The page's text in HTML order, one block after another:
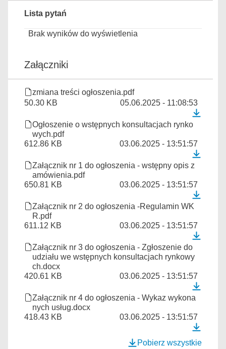
Lista pytań
Brak wyników do wyświetlenia
Załączniki
zmiana treści ogłoszenia.pdf
50.30 KB
05.06.2025 - 11:08:53
Ogłoszenie o wstępnych konsultacjach rynko
wych.pdf
612.86 KB
03.06.2025 - 13:51:57
Załącznik nr 1 do ogłoszenia - wstępny opis z
amówienia.pdf
650.81 KB
03.06.2025 - 13:51:57
Załącznik nr 2 do ogłoszenia -Regulamin WK
R.pdf
611.12 KB
03.06.2025 - 13:51:57
Załącznik nr 3 do ogłoszenia - Zgłoszenie do
udziału we wstępnych konsultacjach rynkowy
ch.docx
420.61 KB
03.06.2025 - 13:51:57
Załącznik nr 4 do ogłoszenia - Wykaz wykona
nych usług.docx
418.43 KB
03.06.2025 - 13:51:57
Pobierz wszystkie